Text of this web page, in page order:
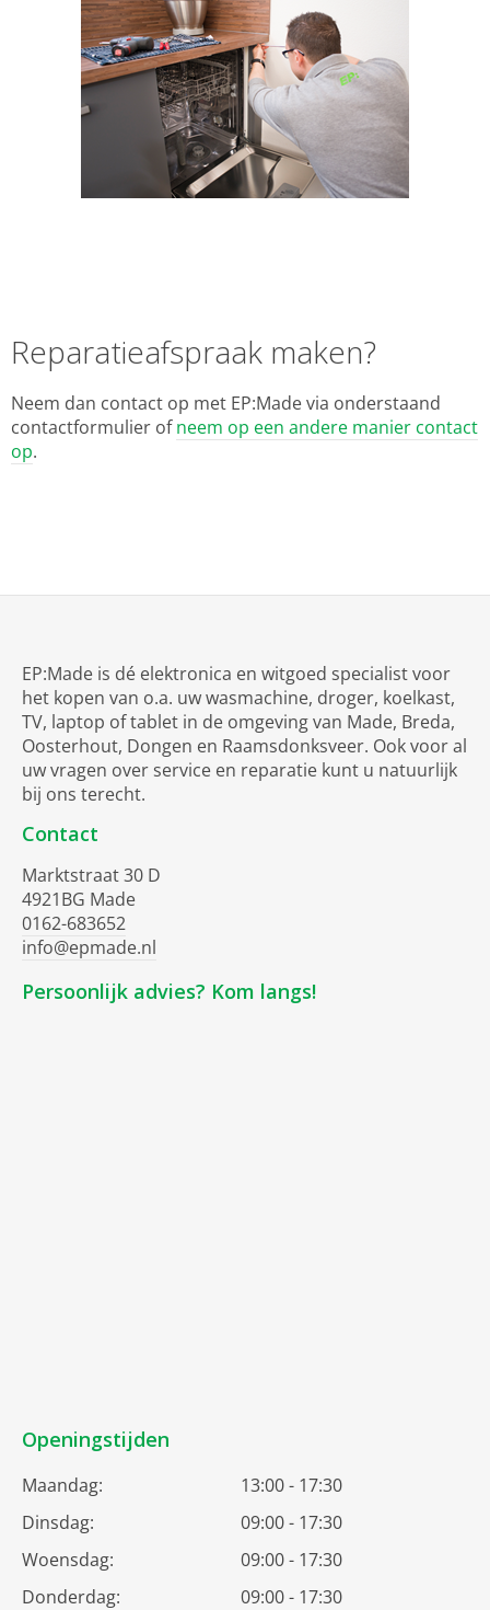
Reparatieafspraak maken?
Neem dan contact op met EP:Made via onderstaand
contactformulier ofneem op een andere manier contact
op.
EP:Made is dé elektronica en witgoed specialist voor
het kopen van o.a. uw wasmachine, droger, koelkast,
TV, laptop of tablet in de omgeving van Made, Breda,
Oosterhout, Dongen en Raamsdonksveer. Ook voor al
uw vragen over service en reparatie kunt u natuurlijk
bij ons terecht.
Contact
Marktstraat 30 D
4921BG Made
0162-683652
info@epmade.nl
Persoonlijk advies? Kom langs!
Openingstijden
Maandag:
13:00 - 17:30
Dinsdag:
09:00 - 17:30
Woensdag:
09:00 - 17:30
Donderdag:
09:00 - 17:30